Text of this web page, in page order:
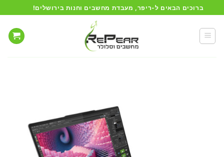
to
content
ברוכים הבאים ל-ריפר, מעבדת מחשבים וחנות בירושלים!